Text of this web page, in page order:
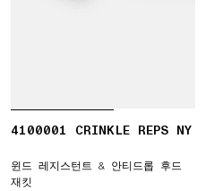
4100001 CRINKLE REPS NY
윈드 레지스턴트 & 안티드롭 후드
재킷